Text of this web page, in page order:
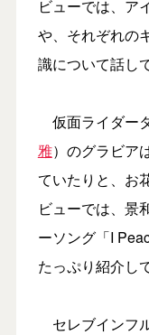
ビューでは、ア
や、それぞれの
識について話し
仮面ライダー
雅）のグラビア
ていたりと、お
ビューでは、景
ーソング「I
たっぷり紹介し
セレブインフ